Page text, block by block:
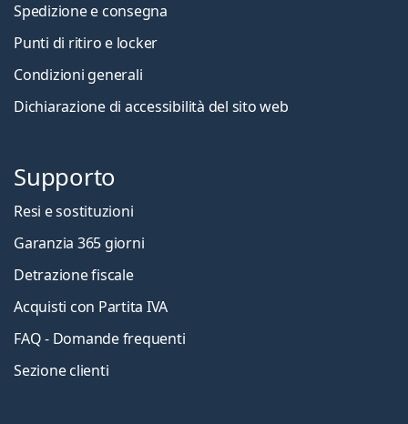
Spedizione e consegna
Punti di ritiro e locker
Condizioni generali
Dichiarazione di accessibilità del sito web
Supporto
Resi e sostituzioni
Garanzia 365 giorni
Detrazione fiscale
Acquisti con Partita IVA
FAQ - Domande frequenti
Sezione clienti